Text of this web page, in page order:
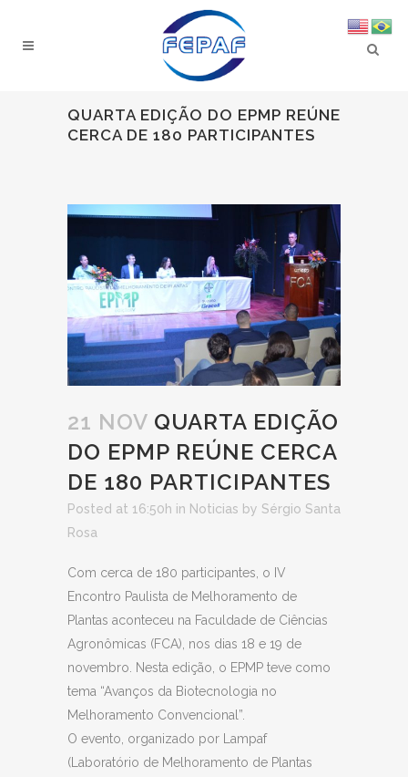
QUARTA EDIÇÃO DO EPMP REÚNE
CERCA DE 180 PARTICIPANTES
21 NOV QUARTA EDIÇÃO
DO EPMP REÚNE CERCA
DE 180 PARTICIPANTES
Posted at 16:50h in Noticias by Sérgio Santa
Rosa
Com cerca de 180 participantes, o IV
Encontro Paulista de Melhoramento de
Plantas aconteceu na Faculdade de Ciências
Agronômicas (FCA), nos dias 18 e 19 de
novembro. Nesta edição, o EPMP teve como
tema “Avanços da Biotecnologia no
Melhoramento Convencional”.
O evento, organizado por Lampaf
(Laboratório de Melhoramento de Plantas